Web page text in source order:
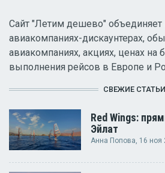
Сайт "Летим дешево"
авиакомпаниях-дискаунтерах,
авиакомпаниях, акциях, ценах на
выполнения рейсов в Европе и
СВЕЖИЕ СТАТЬИ
Red Wings:
Эйлат
Анна Попова, 16 ноя